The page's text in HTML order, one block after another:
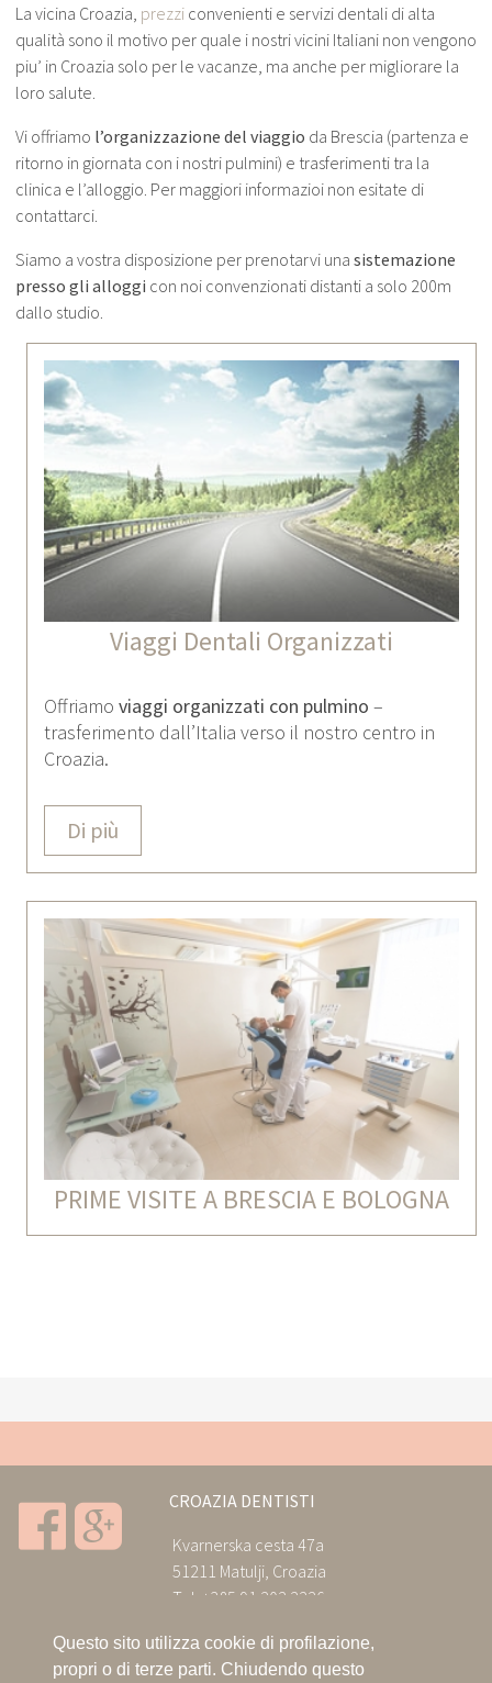
Questo sito utilizza cookie di profilazione,
propri o di terze parti. Chiudendo questo
La vicina Croazia, prezziconvenienti e servizi dentali di alta
qualità sono il motivo per quale i nostri vicini Italiani non vengono
piu’ in Croazia solo per le vacanze, ma anche per migliorare la
loro salute.
Vi offriamo l’organizzazione del viaggio da Brescia (partenza e
ritorno in giornata con i nostri pulmini) e trasferimenti tra la
clinica e l’alloggio. Per maggiori informazioi non esitate di
contattarci.
Siamo a vostra disposizione per prenotarvi una sistemazione
presso gli alloggi con noi convenzionati distanti a solo 200m
dallo studio.
Viaggi Dentali Organizzati
Offriamo viaggi organizzati con pulmino –
trasferimento dall’Italia verso il nostro centro in
Croazia.
Di più
PRIME VISITE A BRESCIA E BOLOGNA
CROAZIA DENTISTI
Kvarnerska cesta 47a
51211 Matulji, Croazia
Tel: +385.91.202.2226
Aperto tutti i giorni tranne il Lunedi’
e la Domenica dalle 9:00 alle 21:00